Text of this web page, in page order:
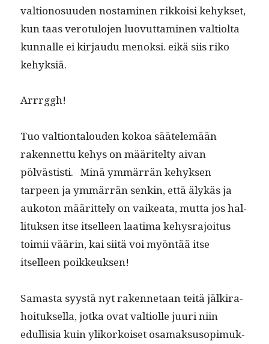
val­tiono­su­u­den nos­t­a­mi­nen rikkoisi kehyk­set,
kun taas vero­tu­lo­jen luovut­ta­mi­nen val­ti­ol­ta
kun­nalle ei kir­jaudu menok­si. eikä siis riko
kehyksiä.
Arrrggh!
Tuo val­tion­talouden kokoa säätelemään
raken­net­tu kehys on määritel­ty aivan
pölvästisti. Minä ymmär­rän kehyk­sen
tarpeen ja ymmär­rän senkin, että älykäs ja
auko­ton määrit­te­ly on vaikea­ta, mut­ta jos hal­
li­tuk­sen itse itselleen laa­ti­ma kehys­ra­joi­tus
toimii väärin, kai siitä voi myön­tää itse
itselleen poikkeuksen!
Samas­ta syys­tä nyt raken­netaan teitä jälki­ra­
hoituk­sel­la, jot­ka ovat val­ti­olle juuri niin
edullisia kuin yliko­rkoiset osamak­su­sopimuk­